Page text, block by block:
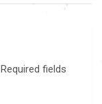
Required fields